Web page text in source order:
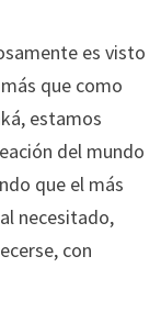
es visto
que como
estamos
del mundo
que el más
necesitado,
con